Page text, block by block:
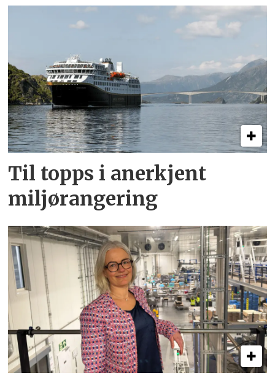
Til topps i anerkjent
miljørangering